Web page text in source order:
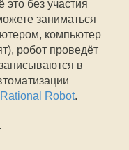
это без участия
заниматься
компьютер
робот проведёт
в
Rational Robot.